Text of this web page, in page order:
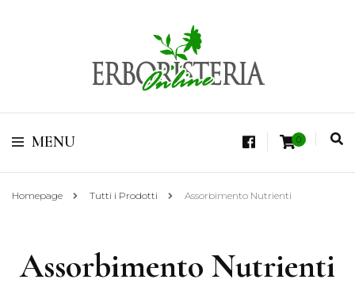
Erboristeria Shop
Online Tisane
Vendita di Botaniche, Erbe e Spezie Officinali, Tisane Terapeutiche Esclusive,
MENU 0
Homepage Tutti i Prodotti Assorbimento Nutrienti
Assorbimento Nutrienti